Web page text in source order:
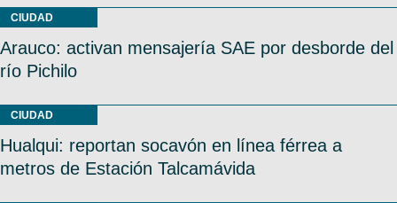
CIUDAD
Arauco: activan mensajería SAE por desborde del
río Pichilo
CIUDAD
Hualqui: reportan socavón en línea férrea a
metros de Estación Talcamávida